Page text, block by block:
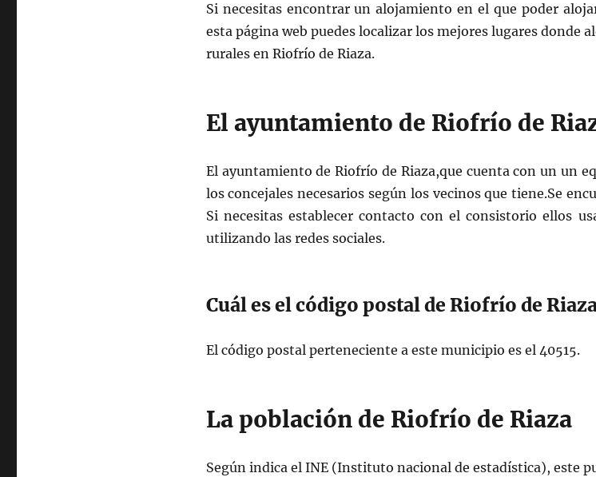
Si necesitas encontrar un alojamiento en el que poder
esta página web puedes localizar los mejores lugares donde
rurales en Riofrío de Riaza.
El ayuntamiento de Riofrío de
El ayuntamiento de Riofrío de Riaza,que cuenta con un un
los concejales necesarios según los vecinos que tiene.Se
Si necesitas establecer contacto con el consistorio ellos
utilizando las redes sociales.
Cuál es el código postal de Riofrío de
El código postal perteneciente a este municipio es el 40515.
La población de Riofrío de Riaza
Según indica el INE (Instituto nacional de estadística), este